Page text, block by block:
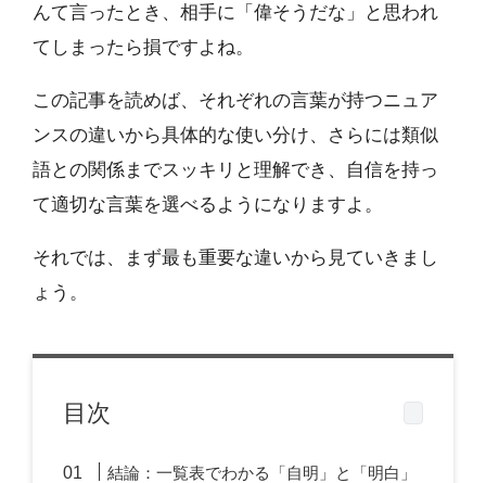
んて言ったとき、相手に「偉そうだな」と思われ
てしまったら損ですよね。
この記事を読めば、それぞれの言葉が持つニュア
ンスの違いから具体的な使い分け、さらには類似
語との関係までスッキリと理解でき、自信を持っ
て適切な言葉を選べるようになりますよ。
それでは、まず最も重要な違いから見ていきまし
ょう。
目次
結論：一覧表でわかる「自明」と「明白」